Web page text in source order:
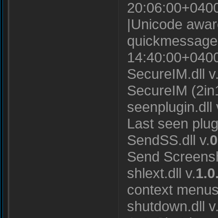
|Unicode
SecureIM.dll
SecureIM
seenplugin.dll
Last seen
SendSS.dll v.
Send
shlext.dll v.
context
shutdown.dll